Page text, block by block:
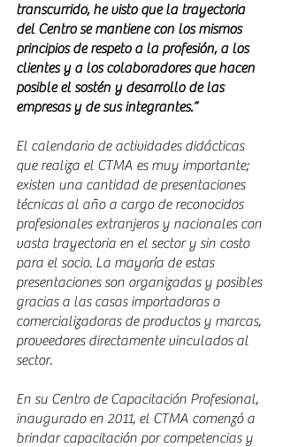
transcurrido, he visto que la trayectoria
del Centro se mantiene con los mismos
principios de respeto a la profesión, a los
clientes y a los colaboradores que hacen
posible el sostén y desarrollo de las
empresas y de sus integrantes.”
El calendario de actividades didácticas
que realiza el CTMA es muy importante;
existen una cantidad de presentaciones
técnicas al año a cargo de reconocidos
profesionales extranjeros y nacionales con
vasta trayectoria en el sector y sin costo
para el socio. La mayoría de estas
presentaciones son organizadas y posibles
gracias a las casas importadoras o
comercializadoras de productos y marcas,
proveedores directamente vinculados al
sector.
En su Centro de Capacitación Profesional,
inaugurado en 2011, el CTMA comenzó a
brindar capacitación por competencias y